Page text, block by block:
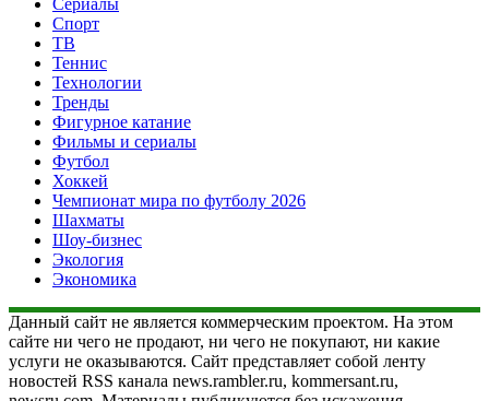
Спорт
ТВ
Теннис
Технологии
Тренды
Фигурное катание
Фильмы и сериалы
Футбол
Хоккей
Чемпионат мира по футболу 2026
Шахматы
Шоу-бизнес
Экология
Экономика
Данный сайт не является коммерческим проектом. На этом
сайте ни чего не продают, ни чего не покупают, ни какие
услуги не оказываются. Сайт представляет собой ленту
новостей RSS канала news.rambler.ru, kommersant.ru,